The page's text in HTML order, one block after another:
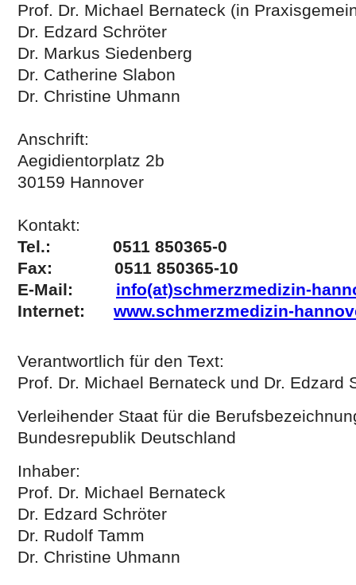
Prof. Dr. Michael Bernateck (in
Dr. Edzard Schröter
Dr. Markus Siedenberg
Dr. Catherine Slabon
Dr. Christine Uhmann
Anschrift:
Aegidientorplatz 2b
30159 Hannover
Kontakt:
Tel.: 0511 850365-0
Fax: 0511 850365-10
E-Mail: info(at)schmerzmedizin-
Internet: www.schmerzmedizin-
Verantwortlich für den Text:
Prof. Dr. Michael Bernateck und Dr. Edzard
Verleihender Staat für die
Bundesrepublik Deutschland
Inhaber:
Prof. Dr. Michael Bernateck
Dr. Edzard Schröter
Dr. Rudolf Tamm
Dr. Christine Uhmann